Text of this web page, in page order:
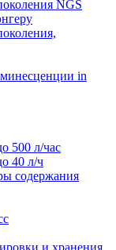
NGS
in
500 л/час
40 л/ч
содержания
и хранения